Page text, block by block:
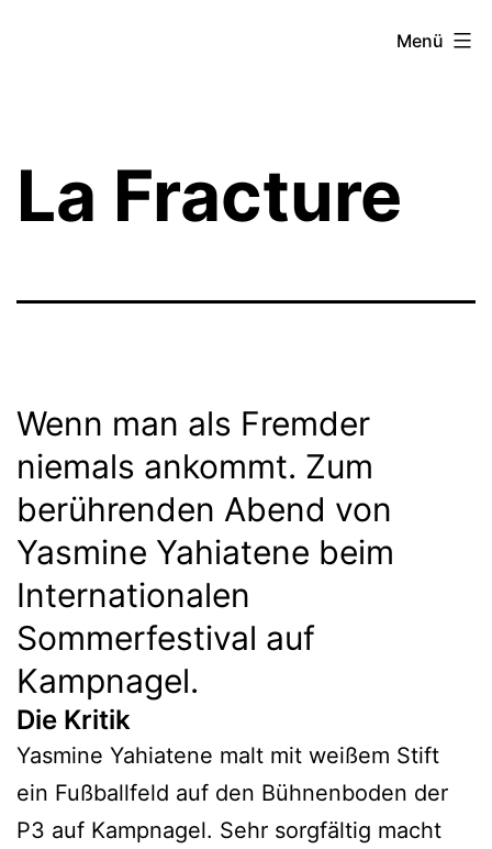
Menü
La Fracture
Wenn man als Fremder
niemals ankommt. Zum
berührenden Abend von
Yasmine Yahiatene beim
Internationalen
Sommerfestival auf
Kampnagel.
Die Kritik
Yasmine Yahiatene malt mit weißem Stift
ein Fußballfeld auf den Bühnenboden der
P3 auf Kampnagel. Sehr sorgfältig macht